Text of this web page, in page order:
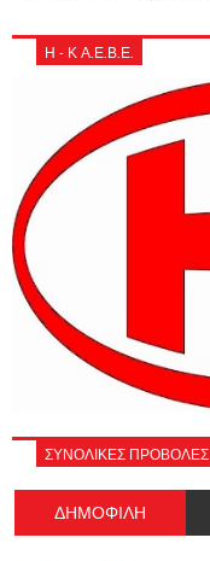
Η - Κ Α.Ε.Β.Ε.
ΣΥΝΟΛΙΚΕΣ ΠΡΟΒΟΛΕΣ
ΔΗΜΟΦΙΛΗ